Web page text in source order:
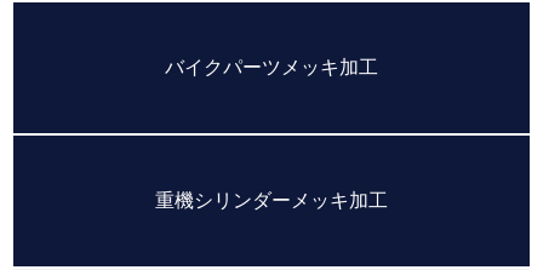
バイクパーツメッキ加工
重機シリンダーメッキ加工